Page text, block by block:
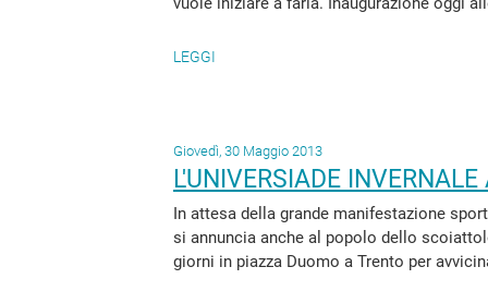
LEGGI
Giovedì, 30 Maggio 2013
L'UNIVERSIADE
In attesa della grande manifestazione
si annuncia anche al popolo dello
giorni in piazza Duomo a Trento per